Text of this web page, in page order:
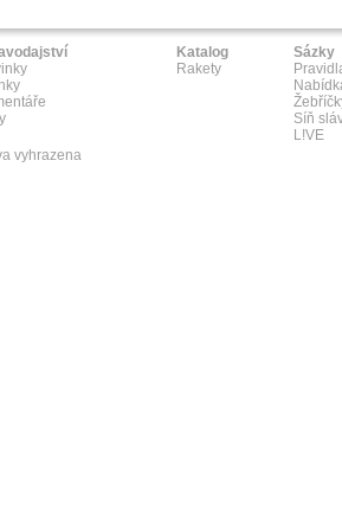
Katalog
Rakety
Sázky
Síň
L!VE
vyhrazena